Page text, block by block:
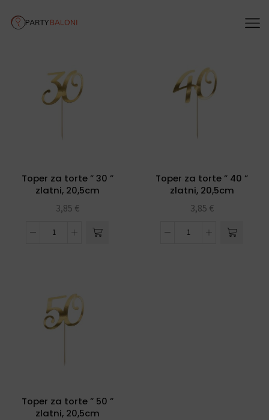
Toper za torte ” 30 ”
zlatni, 20,5cm
3,85 €
Toper za torte ” 40 ”
zlatni, 20,5cm
3,85 €
Toper za torte ” 50 ”
zlatni, 20,5cm